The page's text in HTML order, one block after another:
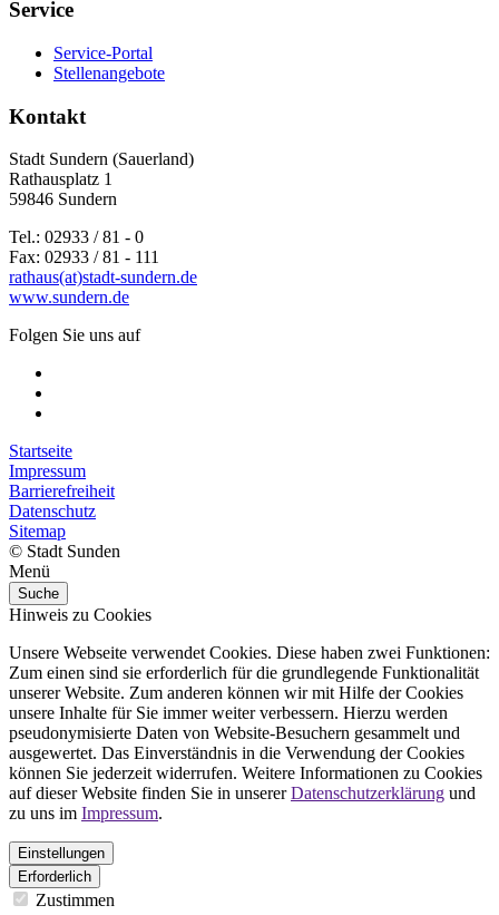
Service
Service-Portal
Stellenangebote
Kontakt
Stadt Sundern (Sauerland)
Rathausplatz 1
59846 Sundern
Tel.: 02933 / 81 - 0
Fax: 02933 / 81 - 111
rathaus(at)stadt-sundern.de
www.sundern.de
Folgen Sie uns auf
Startseite
Impressum
Barrierefreiheit
Datenschutz
Sitemap
© Stadt Sunden
Menü
Suche
Hinweis zu Cookies
Unsere Webseite verwendet Cookies. Diese haben zwei Funktionen:
Zum einen sind sie erforderlich für die grundlegende Funktionalität
unserer Website. Zum anderen können wir mit Hilfe der Cookies
unsere Inhalte für Sie immer weiter verbessern. Hierzu werden
pseudonymisierte Daten von Website-Besuchern gesammelt und
ausgewertet. Das Einverständnis in die Verwendung der Cookies
können Sie jederzeit widerrufen. Weitere Informationen zu Cookies
auf dieser Website finden Sie in unsererDatenschutzerklärung und
zu uns im Impressum.
Einstellungen
Erforderlich
Zustimmen